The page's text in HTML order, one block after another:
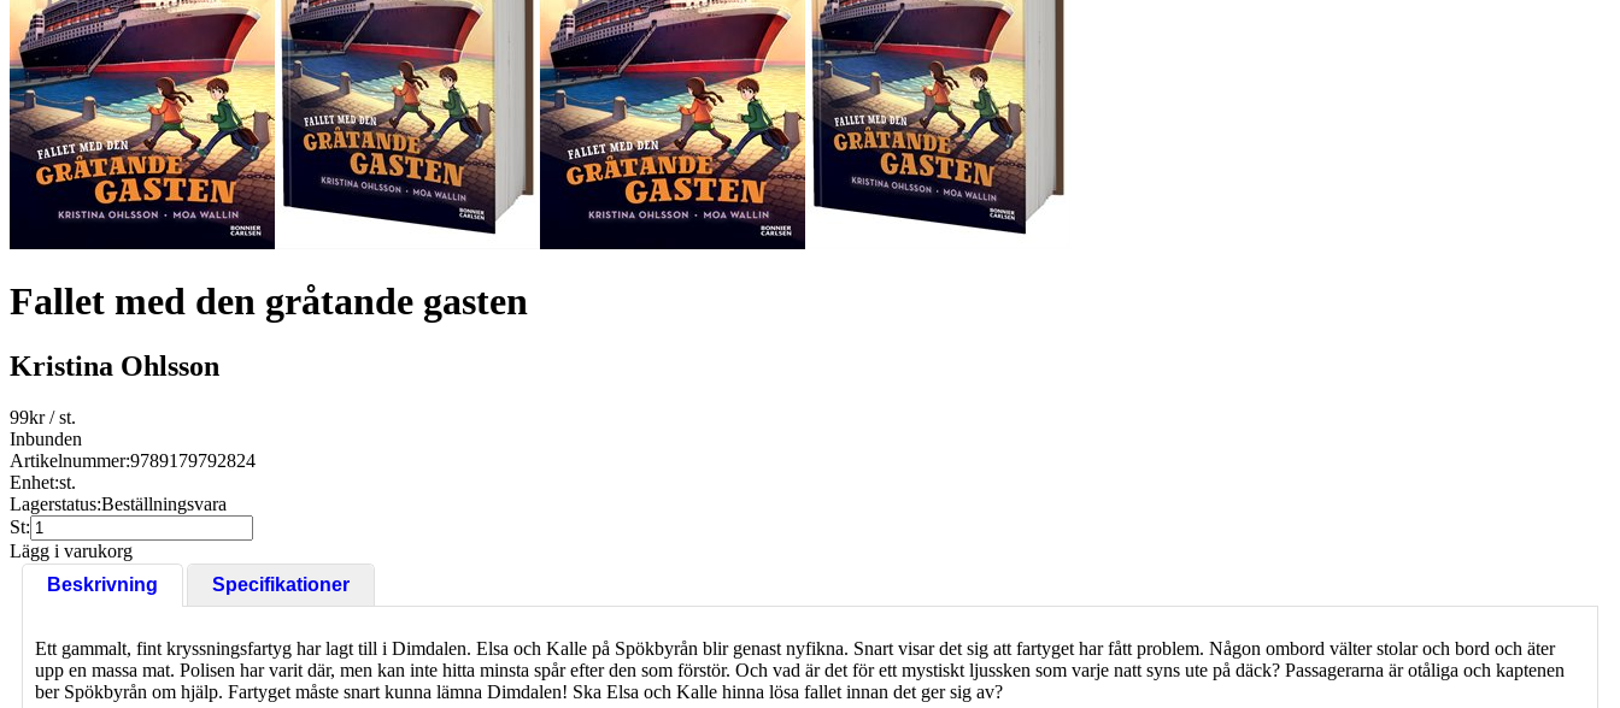
Fallet med den gråtande gasten
Kristina Ohlsson
99kr/ st.
Inbunden
Artikelnummer:9789179792824
Enhet:st.
Lagerstatus:Beställningsvara
St:
Lägg i varukorg
Beskrivning
Specifikationer
Ett gammalt, fint kryssningsfartyg har lagt till i Dimdalen. Elsa och Kalle på Spökbyrån blir genast nyfikna. Snart visar det sig att fartyget har fått problem. Någon ombord välter stolar och bord och äter
upp en massa mat. Polisen har varit där, men kan inte hitta minsta spår efter den som förstör. Och vad är det för ett mystiskt ljussken som varje natt syns ute på däck? Passagerarna är otåliga och kaptenen
ber Spökbyrån om hjälp. Fartyget måste snart kunna lämna Dimdalen! Ska Elsa och Kalle hinna lösa fallet innan det ger sig av?